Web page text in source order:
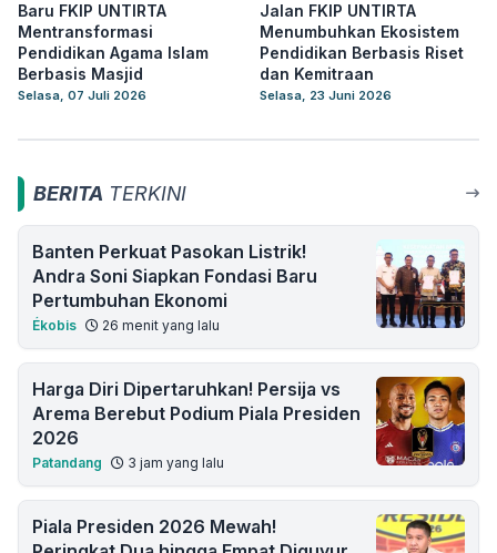
Baru FKIP UNTIRTA
Mentransformasi
Pendidikan Agama Islam
Berbasis Masjid
Selasa, 07 Juli 2026
Jalan FKIP UNTIRTA
Menumbuhkan Ekosistem
Pendidikan Berbasis Riset
dan Kemitraan
Selasa, 23 Juni 2026
BERITA TERKINI
Banten Perkuat Pasokan Listrik!
Andra Soni Siapkan Fondasi Baru
Pertumbuhan Ekonomi
Ékobis 26 menit yang lalu
Harga Diri Dipertaruhkan! Persija vs
Arema Berebut Podium Piala Presiden
2026
Patandang 3 jam yang lalu
Piala Presiden 2026 Mewah!